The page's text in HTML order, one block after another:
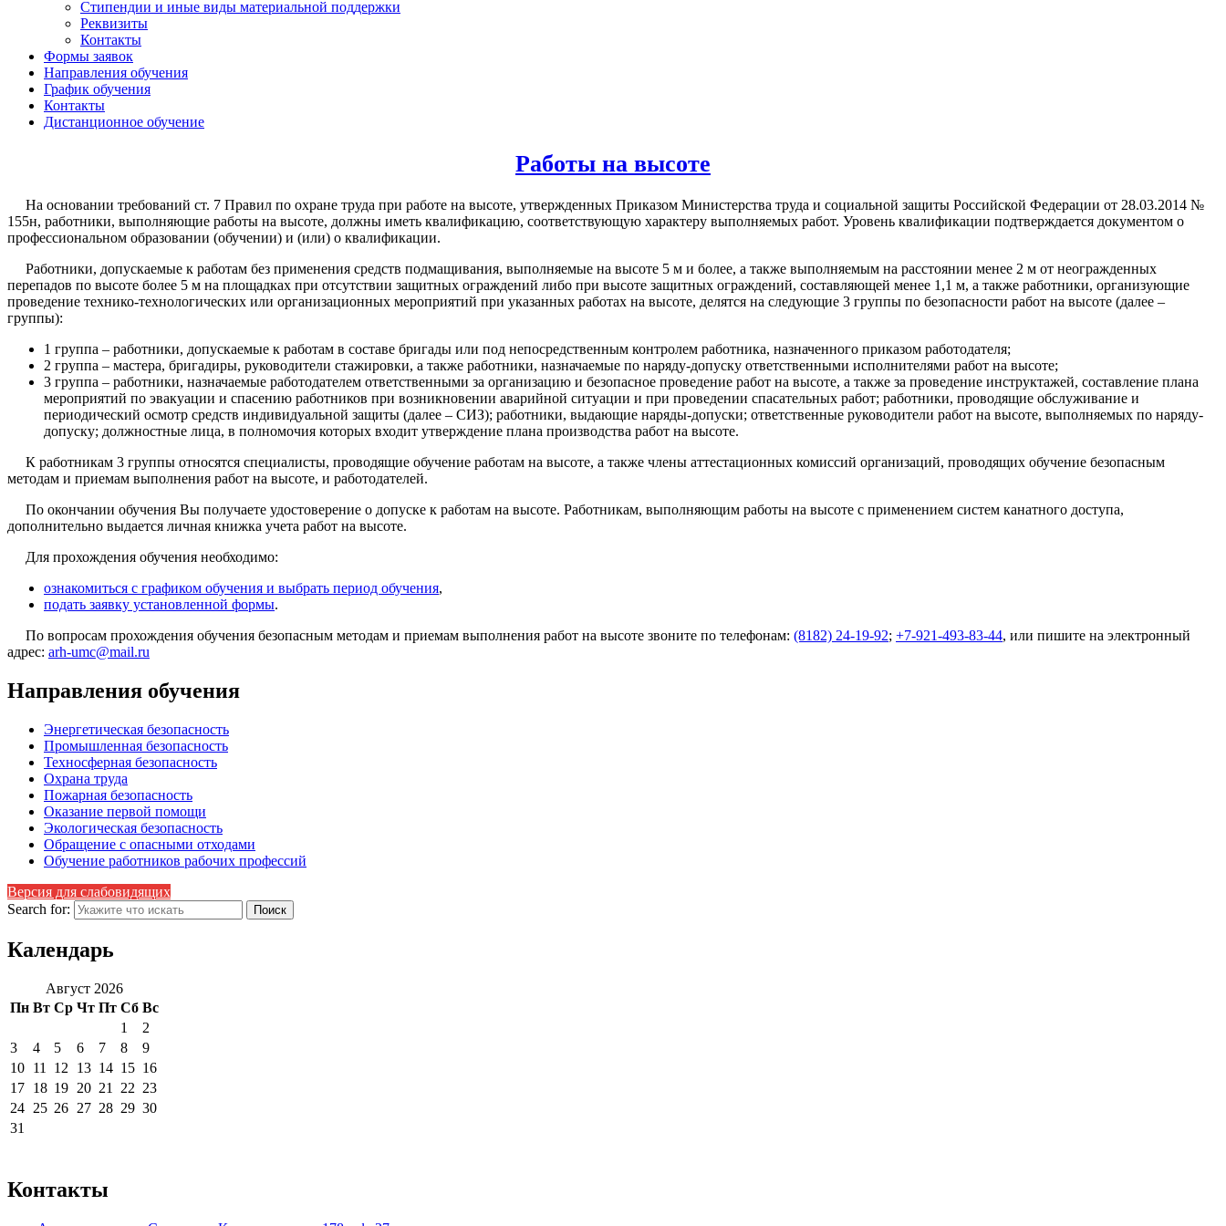
Стипендии и иные виды материальной поддержки
Реквизиты
Контакты
Формы заявок
Направления обучения
График обучения
Контакты
Дистанционное обучение
Работы на высоте
На основании требований ст. 7 Правил по охране труда при работе на высоте, утвержденных Приказом Министерства труда и социальной защиты Российской Федерации от 28.03.2014 №
155н, работники, выполняющие работы на высоте, должны иметь квалификацию, соответствующую характеру выполняемых работ. Уровень квалификации подтверждается документом о
профессиональном образовании (обучении) и (или) о квалификации.
Работники, допускаемые к работам без применения средств подмащивания, выполняемые на высоте 5 м и более, а также выполняемым на расстоянии менее 2 м от неогражденных
перепадов по высоте более 5 м на площадках при отсутствии защитных ограждений либо при высоте защитных ограждений, составляющей менее 1,1 м, а также работники, организующие
проведение технико-технологических или организационных мероприятий при указанных работах на высоте, делятся на следующие 3 группы по безопасности работ на высоте (далее –
группы):
1 группа – работники, допускаемые к работам в составе бригады или под непосредственным контролем работника, назначенного приказом работодателя;
2 группа – мастера, бригадиры, руководители стажировки, а также работники, назначаемые по наряду-допуску ответственными исполнителями работ на высоте;
3 группа – работники, назначаемые работодателем ответственными за организацию и безопасное проведение работ на высоте, а также за проведение инструктажей, составление плана
мероприятий по эвакуации и спасению работников при возникновении аварийной ситуации и при проведении спасательных работ; работники, проводящие обслуживание и
периодический осмотр средств индивидуальной защиты (далее – СИЗ); работники, выдающие наряды-допуски; ответственные руководители работ на высоте, выполняемых по наряду-
допуску; должностные лица, в полномочия которых входит утверждение плана производства работ на высоте.
К работникам 3 группы относятся специалисты, проводящие обучение работам на высоте, а также члены аттестационных комиссий организаций, проводящих обучение безопасным
методам и приемам выполнения работ на высоте, и работодателей.
По окончании обучения Вы получаете удостоверение о допуске к работам на высоте. Работникам, выполняющим работы на высоте с применением систем канатного доступа,
дополнительно выдается личная книжка учета работ на высоте.
Для прохождения обучения необходимо:
ознакомиться с графиком обучения и выбрать период обучения,
подать заявку установленной формы.
По вопросам прохождения обучения безопасным методам и приемам выполнения работ на высоте звоните по телефонам: (8182) 24-19-92; +7-921-493-83-44, или пишите на электронный
адрес: arh-umc@mail.ru
Направления обучения
Энергетическая безопасность
Промышленная безопасность
Техносферная безопасность
Охрана труда
Пожарная безопасность
Оказание первой помощи
Экологическая безопасность
Обращение с опасными отходами
Обучение работников рабочих профессий
Версия для слабовидящих
Search for:
Календарь
Август 2026
Пн Вт Ср Чт Пт Сб Вс
1
2
3
4 5 6 7 8
9
10 11 12 13 14 15 16
17 18 19 20 21 22 23
24 25 26 27 28 29 30
31
Контакты